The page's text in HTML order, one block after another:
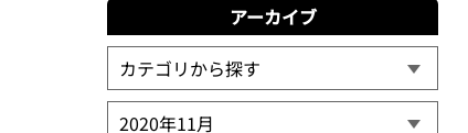
アーカイブ